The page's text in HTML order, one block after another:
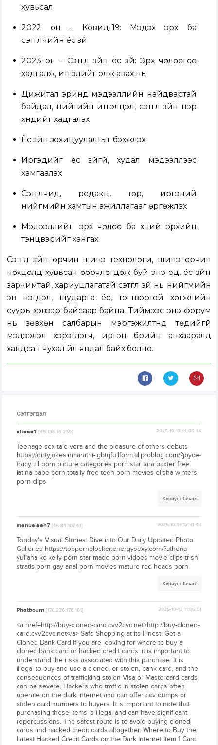
хувьсал
2022 он – Ковид-19: Мэдэх эрх ба
сэтгүүлчийн ёс зүй
2023 он – Сэтгүүл зүйн ёс зүй: Эрх чөлөөгөө
хадгалж, итгэлийг олж авах нь
Дижитал эринд мэдээллийн найдвартай
байдал, нийтийн итгэлцэл, сэтгүүл зүйн нэр
хүндийг хадгалах
Ёс зүйн зохицуулалтыг бэхжүүлэх
Иргэдийг ёс зүйгүй, худал мэдээллээс
хамгаалах
Сэтгүүлчид, редакц, төр, иргэний
нийгмийн хамтын ажиллагааг өргөжүүлэх
Мэдээллийн эрх чөлөө ба хүний эрхийн
тэнцвэрийг хангах
Сэтгүүл зүйн орчин шинэ технологи, шинэ орчин
нөхцөлд хувьсан өөрчлөгдөж буй энэ үед, ёс зүйн
зарчимтай, хариуцлагатай сэтгүүл зүй нь нийгмийн
эв нэгдэл, шударга ёс, тогтвортой хөгжлийн
суурь хэвээр байсаар байна. Тиймээс энэ форум
нь зөвхөн салбарын мэргэжилтнүүд төдийгүй
мэдээлэл хэрэглэгч, иргэн бүрийн анхааралд
хандсан чухал үйл явдал байх болно.
Сэтгэгдэл
altaaa7[45.138.16.239] 2025-10-13 14:06:46
Teenage sex tale vera and the pleasure of others debuts
https://dirtyjokesinmarathi-lgbtqfullform.allproblog.com/?joyce-
tracy all porn picture categories porn star tara baxter free
latina babe porn totally free teen porn movies elisha winters
porn clips
Хариулт бичих
manuelaeh7[45.84.107.47] 2025-10-13 12:31:43
Topday's Visual Stories: Dive into Our Daily Updated Photo
Galleries https://toppornblocker.energysexy.com/?athena-
yuliana kc kelly porn star made porn vidoes movie clips trish
stratis porn gay anal porn movies mature red heads porn
Хариулт бичих
Phatbourn[176.226.178.181] 2025-10-13 11:06:51
<a href=http://buy-cloned-card.cvv2cvc.net>http://buy-cloned-
card.cvv2cvc.net</a> Safe Shopping at its Finest: Get a
Cloned Bank Card If you are looking for where to buy a
cloned bank card or hacked credit cards, it is important to
understand the risks associated with this purchase. It is
illegal to buy and use a cloned, or stolen, bank card, and the
consequences of trafficking stolen Visa or Mastercard cards
can be severe. Hackers who traffic in stolen cards often
operate on the dark internet and can offer ccv dumps or
stolen card numbers to buyers. It is important to note that
purchasing these items is illegal and can have significant
repercussions. The safest route is to avoid buying cloned
cards and hacked credit cards altogether. Where to Buy the
Latest Hacked Credit Cards on the Dark Internet Item 1 Card